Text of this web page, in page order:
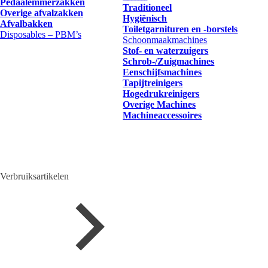
Pedaalemmerzakken
Overige afvalzakken
Afvalbakken
Disposables – PBM’s
Traditioneel
Hygiënisch
Toiletgarnituren en -borstels
Schoonmaakmachines
Stof- en waterzuigers
Schrob-/Zuigmachines
Eenschijfsmachines
Tapijtreinigers
Hogedrukreinigers
Overige Machines
Machineaccessoires
Verbruiksartikelen